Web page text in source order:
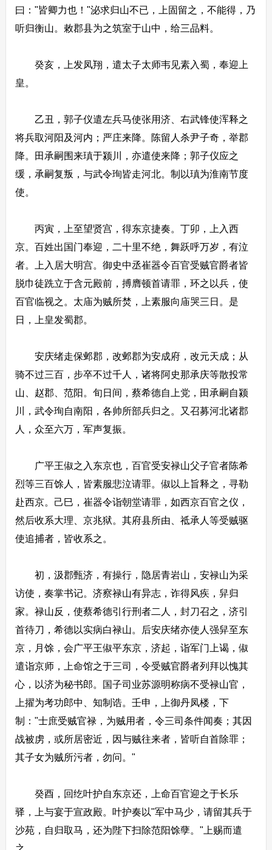
曰："皆卿力也！"泌求归山不已，上固留之，不能得，乃
听归衡山。敕郡县为之筑室于山中，给三品料。
癸亥，上发凤翔，遣太子太师韦见素入蜀，奉迎上
皇。
乙丑，郭子仪遣左兵马使张用济、右武锋使浑释之
将兵取河阳及河内；严庄来降。陈留人杀尹子奇，举郡
降。田承嗣围来瑱于颍川，亦遣使来降；郭子仪应之
缓，承嗣复叛，与武令珣皆走河北。制以瑱为淮南节度
使。
丙寅，上至望贤宫，得东京捷奏。丁卯，上入西
京。百姓出国门奉迎，二十里不绝，舞跃呼万岁，有泣
者。上入居大明宫。御史中丞崔器令百官受贼官爵者皆
脱巾徒跣立于含元殿前，搏膺顿首请罪，环之以兵，使
百官临视之。太庙为贼所焚，上素服向庙哭三日。是
日，上皇发蜀郡。
安庆绪走保邺郡，改邺郡为安成府，改元天成；从
骑不过三百，步卒不过千人，诸将阿史那承庆等散投常
山、赵郡、范阳。旬日间，蔡希德自上党，田承嗣自颍
川，武令珣自南阳，各帅所部兵归之。又召募河北诸郡
人，众至六万，军声复振。
广平王俶之入东京也，百官受安禄山父子官者陈希
烈等三百馀人，皆素服悲泣请罪。俶以上旨释之，寻勒
赴西京。己巳，崔器令诣朝堂请罪，如西京百官之仪，
然后收系大理、京兆狱。其府县所由、祗承人等受贼驱
使追捕者，皆收系之。
初，汲郡甄济，有操行，隐居青岩山，安禄山为采
访使，奏掌书记。济察禄山有异志，诈得风疾，舁归
家。禄山反，使蔡希德引行刑者二人，封刀召之，济引
首待刀，希德以实病白禄山。后安庆绪亦使人强舁至东
京，月馀，会广平王俶平东京，济起，诣军门上谒，俶
遣诣京师，上命馆之于三司，令受贼官爵者列拜以愧其
心，以济为秘书郎。国子司业苏源明称病不受禄山官，
上擢为考功郎中、知制诰。壬申，上御丹凤楼，下
制："士庶受贼官禄，为贼用者，令三司条件闻奏；其因
战被虏，或所居密近，因与贼往来者，皆听自首除罪；
其子女为贼所污者，勿问。"
癸酉，回纥叶护自东京还，上命百官迎之于长乐
驿，上与宴于宣政殿。叶护奏以"军中马少，请留其兵于
沙苑，自归取马，还为陛下扫除范阳馀孽。"上赐而遣